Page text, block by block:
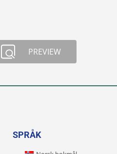
PREVIEW
SPRÅK